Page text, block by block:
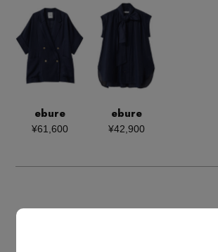
ebure
¥61,600
ebure
¥42,900
BOUGHT